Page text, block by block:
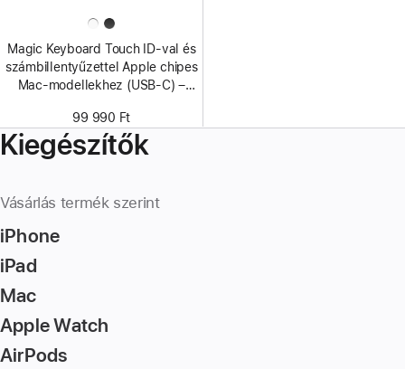
Magic Keyboard Touch ID-val és
számbillentyűzettel Apple chipes
Mac-modellekhez (USB‑C) –
99 990 Ft
Kiegészítők
Vásárlás termék szerint
iPhone
iPad
Mac
Apple Watch
AirPods